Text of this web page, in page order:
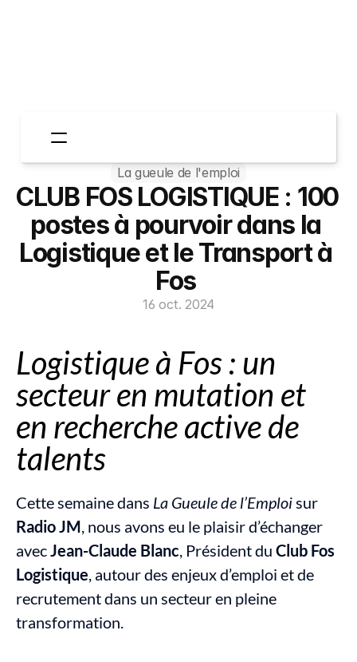
Espace Entreprises
Espace Candidats
Qui sommes-nous?
TheGoodStories
Contactez-nous
La gueule de l'emploi
CLUB FOS LOGISTIQUE : 100
postes à pourvoir dans la
Logistique et le Transport à
Fos
16 oct. 2024
Logistique à Fos : un
secteur en mutation et
en recherche active de
talents
Cette semaine dans La Gueule de l’Emploi
Radio JM, nous avons eu le plaisir d’échanger
avec Jean-Claude Blanc, Président du Club Fos
Logistique, autour des enjeux d’emploi et de
recrutement dans un secteur en pleine
transformation.